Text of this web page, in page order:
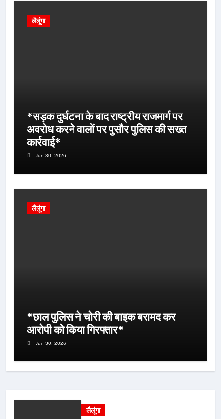
लैलूंगा
*सड़क दुर्घटना के बाद राष्ट्रीय राजमार्ग पर
अवरोध करने वालों पर पुसौर पुलिस की सख्त
कार्रवाई*
Jun 30, 2026
लैलूंगा
*छाल पुलिस ने चोरी की बाइक बरामद कर
आरोपी को किया गिरफ्तार*
Jun 30, 2026
लैलूंगा